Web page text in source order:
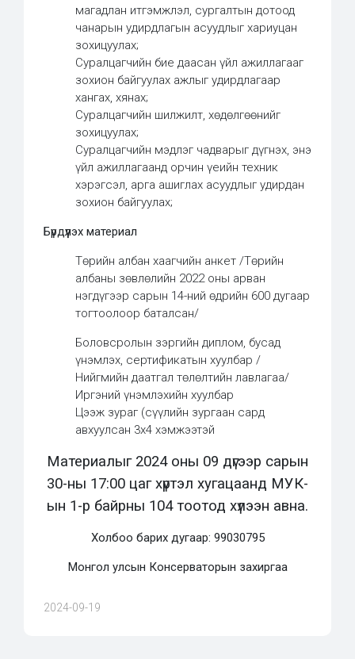
магадлан итгэмжлэл, сургалтын дотоод
чанарын удирдлагын асуудлыг хариуцан
зохицуулах;
Суралцагчийн бие даасан үйл ажиллагааг
зохион байгуулах ажлыг удирдлагаар
хангах, хянах;
Суралцагчийн шилжилт, хөдөлгөөнийг
зохицуулах;
Суралцагчийн мэдлэг чадварыг дүгнэх, энэ
үйл ажиллагаанд орчин үеийн техник
хэрэгсэл, арга ашиглах асуудлыг удирдан
зохион байгуулах;
Бүрдүүлэх материал
Төрийн албан хаагчийн анкет /Төрийн
албаны зөвлөлийн 2022 оны арван
нэгдүгээр сарын 14-ний өдрийн 600 дугаар
тогтоолоор баталсан/
Боловсролын зэргийн диплом, бусад
үнэмлэх, сертификатын хуулбар /
Нийгмийн даатгал төлөлтийн лавлагаа/
Иргэний үнэмлэхийн хуулбар
Цээж зураг (сүүлийн зургаан сард
авхуулсан 3х4 хэмжээтэй
Материалыг 2024 оны 09 дүгээр сарын
30-ны 17:00 цаг хүртэл хугацаанд МУК-
ын 1-р байрны 104 тоотод хүлээн авна.
Холбоо барих дугаар: 99030795
Монгол улсын Консерваторын захиргаа
2024-09-19